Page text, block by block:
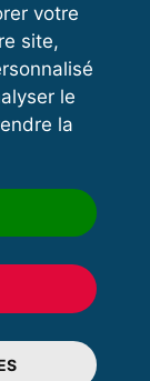
votre
site,
le
la